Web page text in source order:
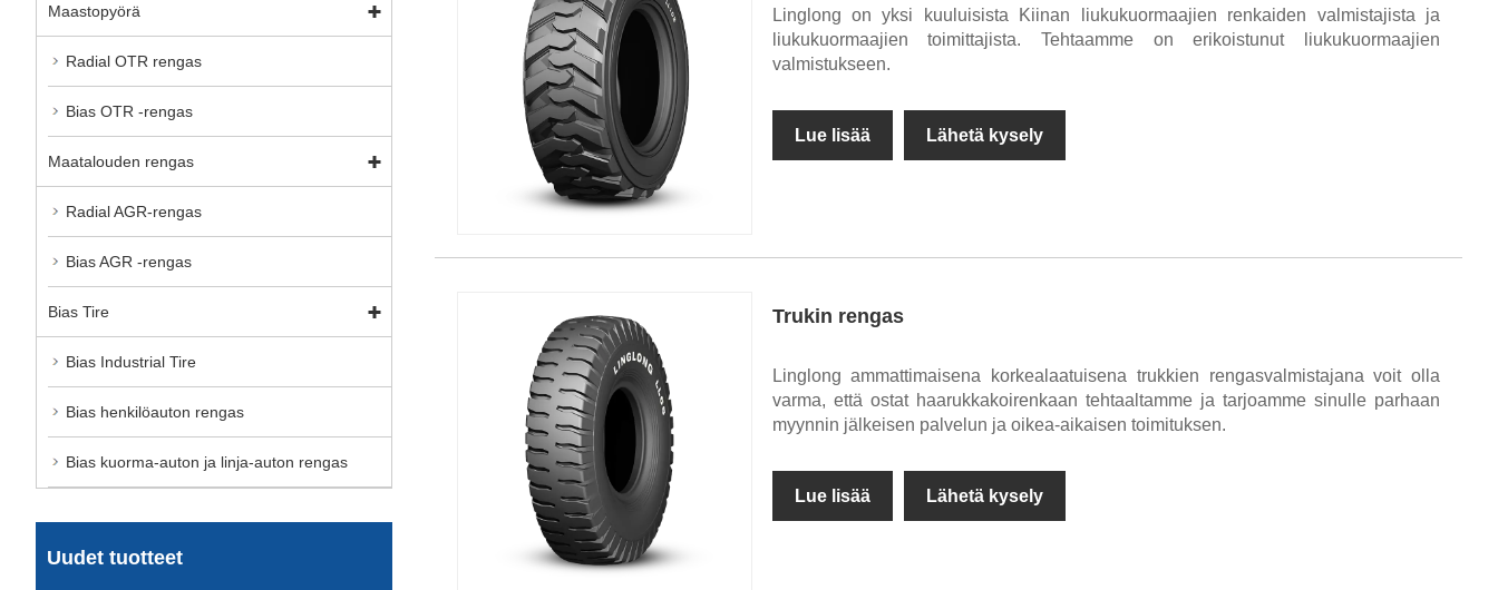
Maastopyörä
Radial OTR rengas
Bias OTR -rengas
Maatalouden rengas
Radial AGR-rengas
Bias AGR -rengas
Bias Tire
Bias Industrial Tire
Bias henkilöauton rengas
Bias kuorma-auton ja linja-auton rengas
Uudet tuotteet
Linglong on yksi kuuluisista Kiinan liukukuormaajien renkaiden valmistajista ja
liukukuormaajien toimittajista. Tehtaamme on erikoistunut liukukuormaajien
valmistukseen.
Lue lisää Lähetä kysely
Trukin rengas
Linglong ammattimaisena korkealaatuisena trukkien rengasvalmistajana voit olla
varma, että ostat haarukkakoirenkaan tehtaaltamme ja tarjoamme sinulle parhaan
myynnin jälkeisen palvelun ja oikea-aikaisen toimituksen.
Lue lisää Lähetä kysely